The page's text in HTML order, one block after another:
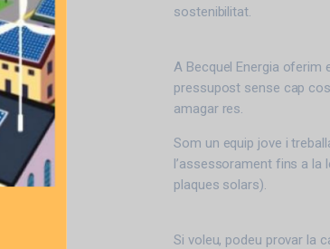
sostenibilitat.
A Becquel Energia
pressupost sense cap
amagar res.
Som un equip jove i
l’assessorament fins a la
plaques solars).
Si voleu, podeu provar la